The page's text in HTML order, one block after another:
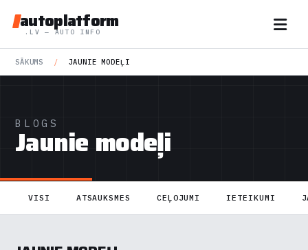
autoplatform
.LV — AUTO INFO
SĀKUMS / JAUNIE MODEĻI
BLOGS
Jaunie modeļi
VISI ATSAUKSMES CEĻOJUMI IETEIKUMI